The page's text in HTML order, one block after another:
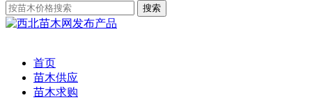
发布产品
首页
苗木供应
苗木求购